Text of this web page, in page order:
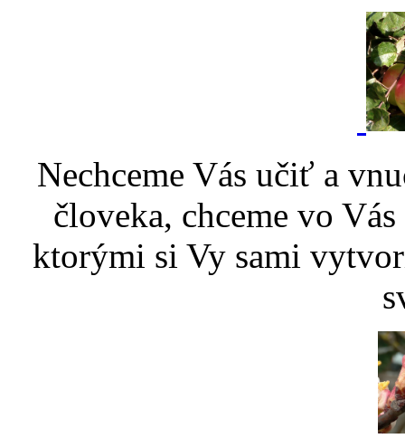
Nechceme Vás učiť a
človeka, chceme vo
ktorými si Vy sami